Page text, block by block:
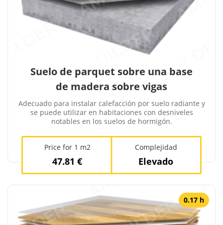
Suelo de parquet sobre una base
de madera sobre vigas
Adecuado para instalar calefacción por suelo radiante y
se puede utilizar en habitaciones con desniveles
notables en los suelos de hormigón.
Price for 1 m2
47.81 €
Complejidad
Elevado
0.17 h